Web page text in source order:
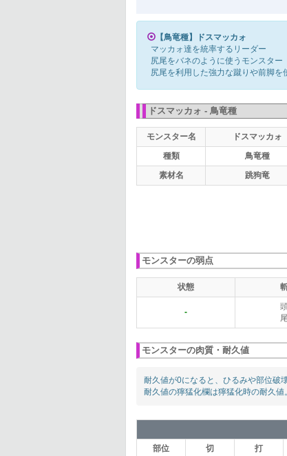
【鳥竜種】ドスマッカォ
マッカォ達を統率するリーダー
尻尾をバネのように使うモンスター
尻尾を利用した強力な蹴りや前脚を
ドスマッカォ - 鳥竜種
モンスター名
ドスマッカォ
種類
鳥竜種
素材名
跳狗竜
モンスターの弱点
状態
-
モンスターの肉質・耐久値
耐久値が0になると、ひるみや部位破
耐久値の獰猛化欄は獰猛化時の耐久
部位
切 打